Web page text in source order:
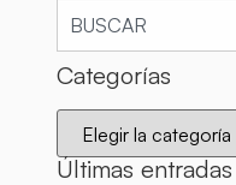
Categorías
Últimas entradas